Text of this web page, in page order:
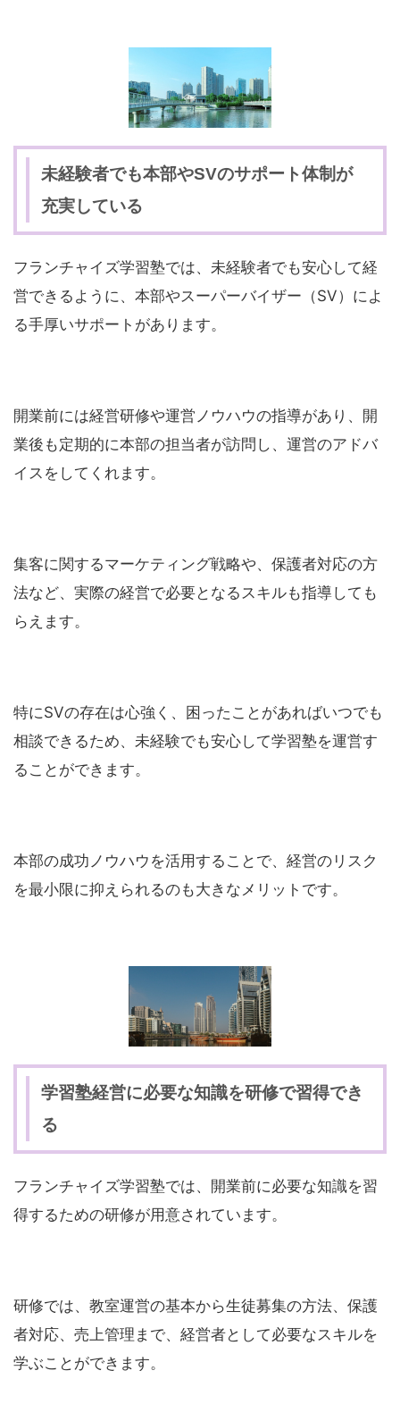
未経験者でも本部やSVのサポート体制が
充実している
フランチャイズ学習塾では、未経験者でも安心して経
営できるように、本部やスーパーバイザー（SV）によ
る手厚いサポートがあります。
開業前には経営研修や運営ノウハウの指導があり、開
業後も定期的に本部の担当者が訪問し、運営のアドバ
イスをしてくれます。
集客に関するマーケティング戦略や、保護者対応の方
法など、実際の経営で必要となるスキルも指導しても
らえます。
特にSVの存在は心強く、困ったことがあればいつでも
相談できるため、未経験でも安心して学習塾を運営す
ることができます。
本部の成功ノウハウを活用することで、経営のリスク
を最小限に抑えられるのも大きなメリットです。
学習塾経営に必要な知識を研修で習得でき
る
フランチャイズ学習塾では、開業前に必要な知識を習
得するための研修が用意されています。
研修では、教室運営の基本から生徒募集の方法、保護
者対応、売上管理まで、経営者として必要なスキルを
学ぶことができます。